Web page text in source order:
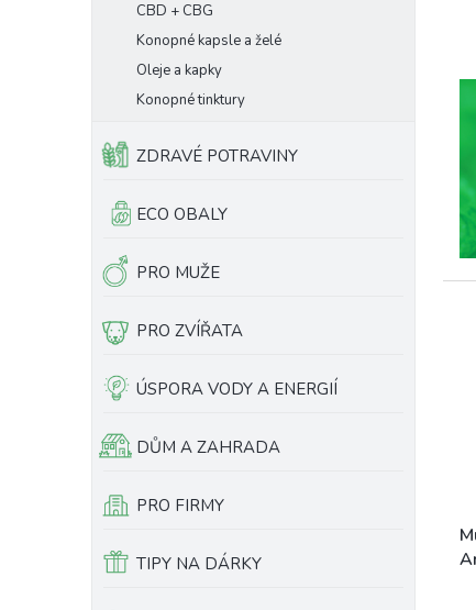
CBD + CBG
Konopné kapsle a želé
Oleje a kapky
Konopné tinktury
ZDRAVÉ POTRAVINY
ECO OBALY
PRO MUŽE
PRO ZVÍŘATA
ÚSPORA VODY A ENERGIÍ
DŮM A ZAHRADA
PRO FIRMY
TIPY NA DÁRKY